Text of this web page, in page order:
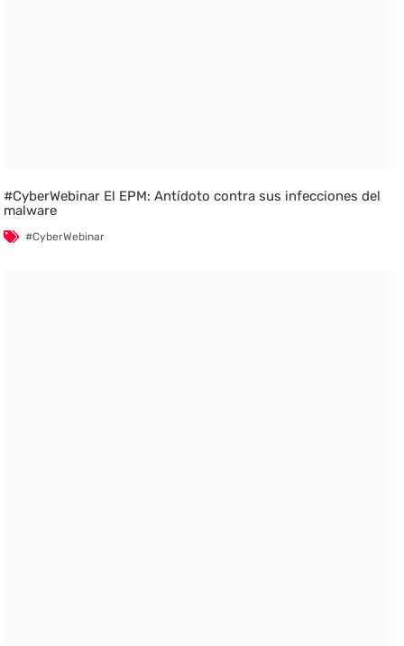
#CyberWebinar El EPM: Antídoto contra sus infecciones del
malware
#CyberWebinar